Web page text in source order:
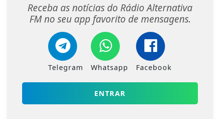
Receba as notícias do Rádio Alternativa
FM no seu app favorito de mensagens.
Telegram Whatsapp Facebook
ENTRAR